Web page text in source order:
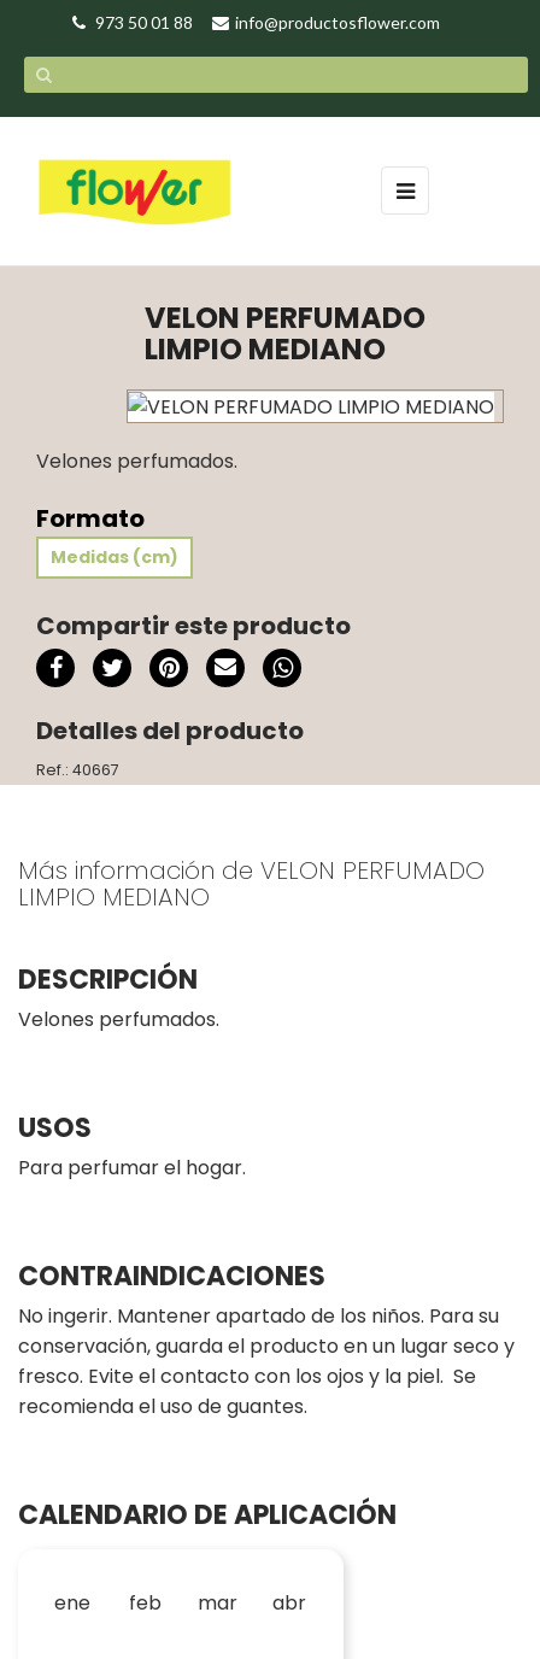
973 50 01 88 info@productosflower.com
Navegación
de
☰
VELON PERFUMADO
LIMPIO MEDIANO
Velones perfumados.
Formato
Medidas (cm)
Compartir este producto
Detalles del producto
Ref.: 40667
Más información de VELON PERFUMADO
LIMPIO MEDIANO
DESCRIPCIÓN
Velones perfumados.
USOS
Para perfumar el hogar.
CONTRAINDICACIONES
No ingerir. Mantener apartado de los niños. Para su
conservación, guarda el producto en un lugar seco y
fresco. Evite el contacto con los ojos y la piel. Se
recomienda el uso de guantes.
CALENDARIO DE APLICACIÓN
ene feb mar abr